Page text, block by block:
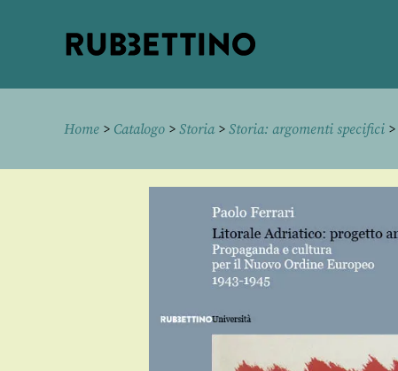
Home > Catalogo > Storia> Storia: argomenti specifici >